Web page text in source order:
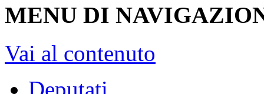
MENU DI
Vai al contenuto
Deputati